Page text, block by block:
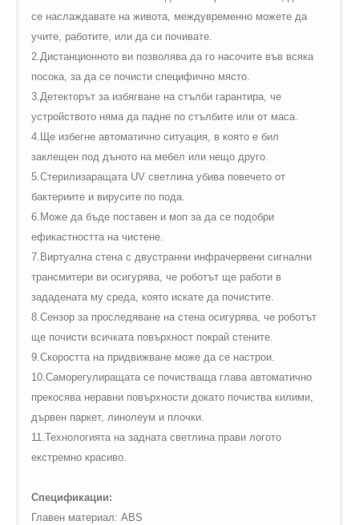
се наслаждавате на живота, междувременно можете да
учите, работите, или да си почивате.
2.Дистанционното ви позволява да го насочите във всяка
посока, за да се почисти специфично място.
3.Детекторът за избягване на стълби гарантира, че
устройството няма да падне по стълбите или от маса.
4.Ще избегне автоматично ситуация, в която е бил
заклещен под дъното на мебел или нещо друго.
5.Стерилизаращата UVсветлина убива повечето от
бактериите и вирусите по пода.
6.Може да бъде поставен и моп за да се подобри
ефикастността на чистене.
7.Виртуална стена с двустранни инфрачервени сигнални
трансмитери ви осигурява, че роботът ще работи в
зададената му среда, която искате да почистите.
8.Сензор за проследяване на стена осигурява, че роботът
ще почисти всичката повърхност покрай стените.
9.Скоростта на придвижване може да се настрои.
10.Саморегулиращата се почистваща глава автоматично
прекосява неравни повърхности докато почиства килими,
дървен паркет, линолеум и плочки.
11.Технологията на задната светлина прави логото
екстремно красиво.
Спецификации:
Главен материал: ABS